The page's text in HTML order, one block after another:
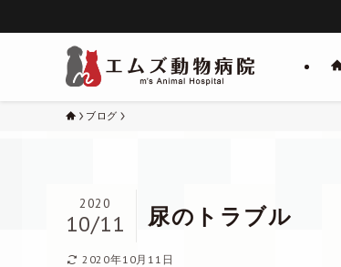
ブログ
尿のトラブル
2020
10/11
2020年10月11日